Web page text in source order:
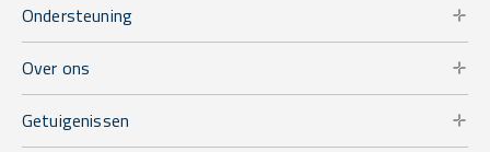
Ondersteuning
Over ons
Getuigenissen